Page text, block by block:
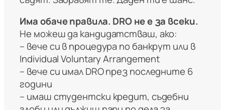
Има обаче правила. DRO не е за всеки.
Не можеш да кандидатстваш, ако:
– вече си в процедура по банкрут или в
Individual Voluntary Arrangement
– вече си имал DRO през последните 6
години
– имаш студентски кредит, съдебни